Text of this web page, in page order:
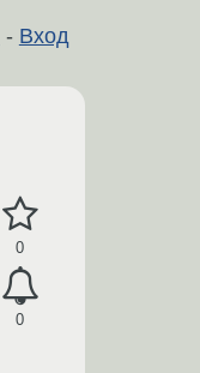
- Вход
0
0